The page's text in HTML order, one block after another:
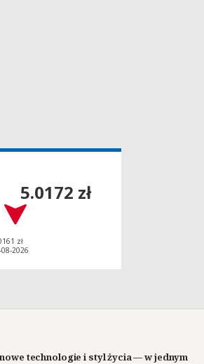
5.0172 zł
zł
2026
technologie i styl życia — w jednym